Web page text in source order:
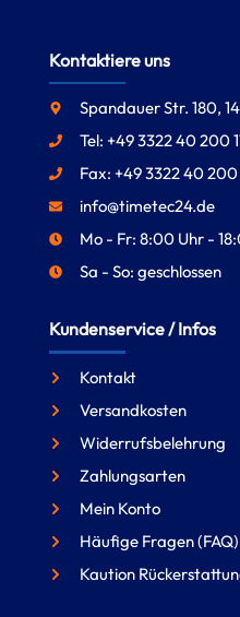
Kontaktiere uns
Spandauer Str. 180,
Tel: +49 3322 40 200
Fax: +49 3322 40 200
info@timetec24.de
Mo - Fr: 8:00 Uhr -
Sa - So: geschlossen
Kundenservice / Infos
Kontakt
Versandkosten
Widerrufsbelehrung
Zahlungsarten
Mein Konto
Häufige Fragen (FAQ)
Kaution